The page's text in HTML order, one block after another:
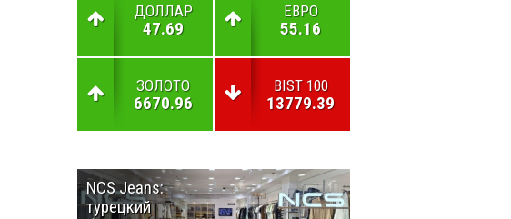
ДОЛЛАР
47.69
ЕВРО
55.16
ЗОЛОТО
6670.96
BIST 100
13779.39
NCS Jeans:
турецкий